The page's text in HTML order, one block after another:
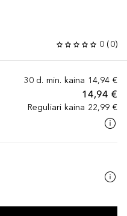
0 (0)
30 d. min. kaina 14,94 €
14,94 €
Reguliari kaina 22,99 €